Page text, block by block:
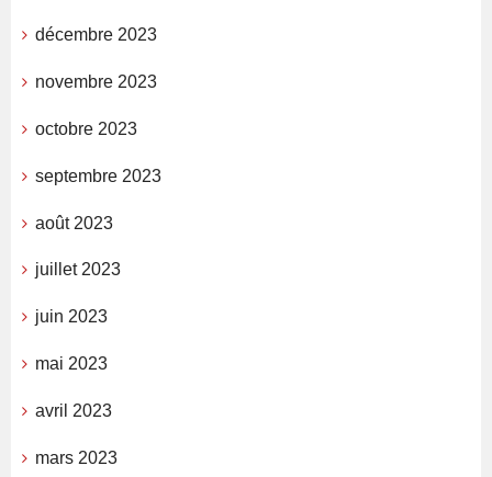
décembre 2023
novembre 2023
octobre 2023
septembre 2023
août 2023
juillet 2023
juin 2023
mai 2023
avril 2023
mars 2023